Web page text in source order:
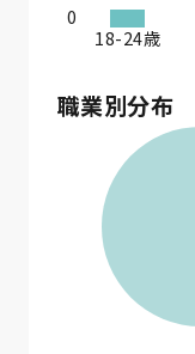
0
18-24歳
職業別分布